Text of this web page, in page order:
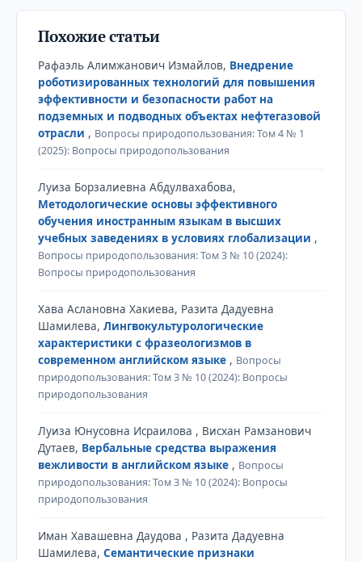
Похожие статьи
Рафаэль Алимжанович Измайлов, Внедрение
роботизированных технологий для повышения
эффективности и безопасности работ на
подземных и подводных объектах нефтегазовой
отрасли , Вопросы природопользования: Том 4 № 1
(2025): Вопросы природопользования
Луиза Борзалиевна Абдулвахабова,
Методологические основы эффективного
обучения иностранным языкам в высших
учебных заведениях в условиях глобализации ,
Вопросы природопользования: Том 3 № 10 (2024):
Вопросы природопользования
Хава Аслановна Хакиева, Разита Дадуевна
Шамилева, Лингвокультурологические
характеристики с фразеологизмов в
современном английском языке , Вопросы
природопользования: Том 3 № 10 (2024): Вопросы
природопользования
Луиза Юнусовна Исраилова , Висхан Рамзанович
Дутаев, Вербальные средства выражения
вежливости в английском языке , Вопросы
природопользования: Том 3 № 10 (2024): Вопросы
природопользования
Иман Хавашевна Даудова , Разита Дадуевна
Шамилева, Семантические признаки